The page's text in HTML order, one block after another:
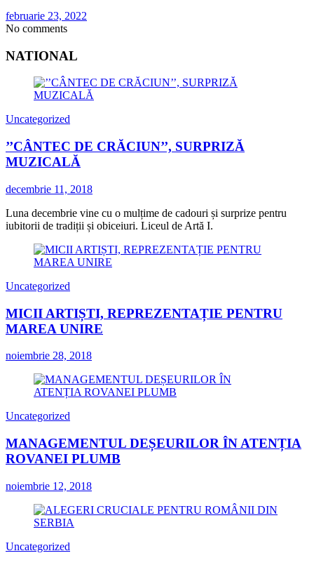
februarie 23, 2022
No comments
NATIONAL
Uncategorized
’’CÂNTEC DE CRĂCIUN’’, SURPRIZĂ
MUZICALĂ
decembrie 11, 2018
Luna decembrie vine cu o mulțime de cadouri și surprize pentru
iubitorii de tradiții și obiceiuri. Liceul de Artă I.
Uncategorized
MICII ARTIȘTI, REPREZENTAȚIE PENTRU
MAREA UNIRE
noiembrie 28, 2018
Uncategorized
MANAGEMENTUL DEȘEURILOR ÎN ATENȚIA
ROVANEI PLUMB
noiembrie 12, 2018
Uncategorized